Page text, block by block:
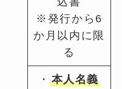
※発行から6
か月以内に限
る
・ 本人名義